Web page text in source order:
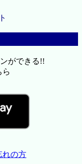
ができる!!
ら
れの方